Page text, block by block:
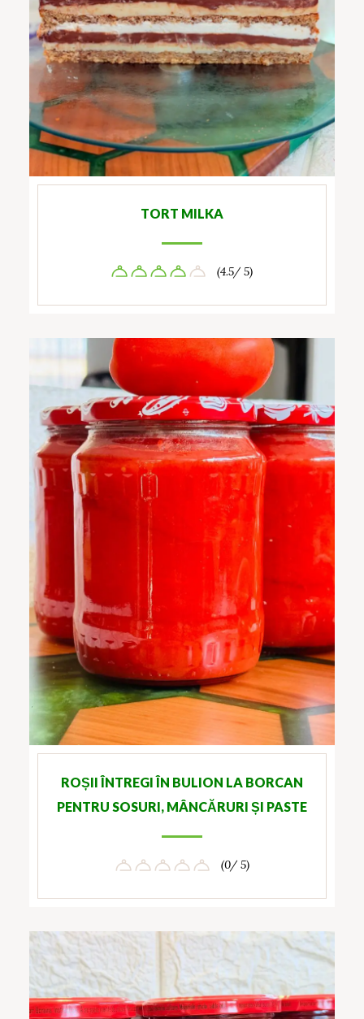
TORT MILKA
(4.5/ 5)
ROȘII ÎNTREGI ÎN BULION LA BORCAN
PENTRU SOSURI, MÂNCĂRURI ȘI PASTE
(0/ 5)